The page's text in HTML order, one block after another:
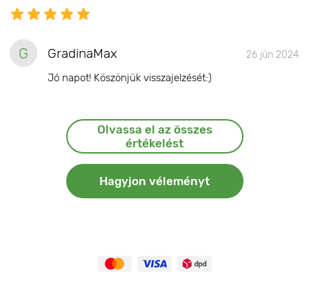
G GradinaMax 26 jún 2024
Jó napot! Köszönjük visszajelzését:)
Olvassa el az összes
értékelést
Hagyjon véleményt